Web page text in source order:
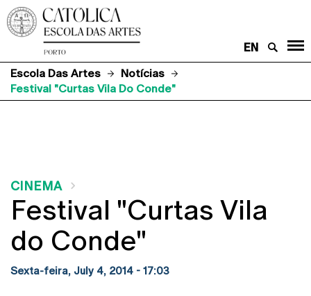
EN
Escola Das Artes
Notícias
Festival "Curtas Vila Do Conde"
CINEMA
Festival "Curtas Vila
do Conde"
Sexta-feira, July 4, 2014 - 17:03